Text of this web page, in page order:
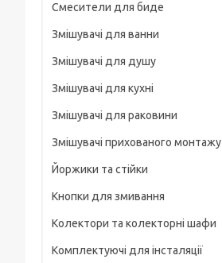
Смесители для биде
Змішувачі для ванни
Змішувачі для душу
Змішувачі для кухні
Змішувачі для раковини
Змішувачі прихованого монтажу
Йоржики та стійки
Кнопки для змивання
Колектори та колекторні шафи
Комплектуючі для інсталяції